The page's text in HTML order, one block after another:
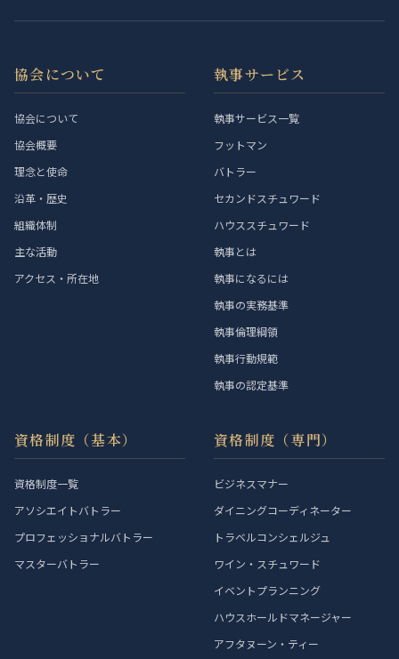
協会について
協会について
協会概要
理念と使命
沿革・歴史
組織体制
主な活動
アクセス・所在地
執事サービス
執事サービス一覧
フットマン
バトラー
セカンドスチュワード
ハウススチュワード
執事とは
執事になるには
執事の実務基準
執事倫理綱領
執事行動規範
執事の認定基準
資格制度（基本）
資格制度一覧
アソシエイトバトラー
プロフェッショナルバトラー
マスターバトラー
資格制度（専門）
ビジネスマナー
ダイニングコーディネーター
トラベルコンシェルジュ
ワイン・スチュワード
イベントプランニング
ハウスホールドマネージャー
アフタヌーン・ティー